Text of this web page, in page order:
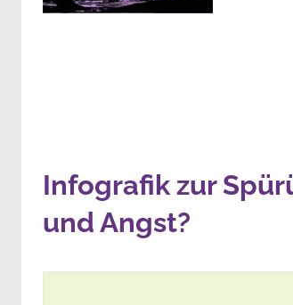
Infografik zur
und Angst?